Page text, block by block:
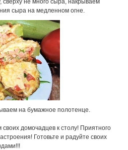
сыра на медленном огне.
на бумажное полотенце.
домочадцев к столу! Приятного
Готовьте и радуйте своих